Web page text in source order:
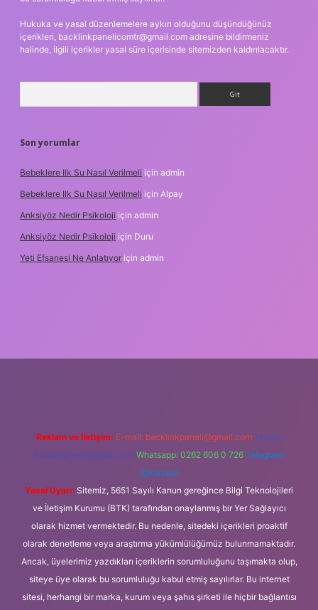
Hukuka ve yasal düzenlemelere aykırı olduğunu düşündüğünüz
içerikleri, backlinkpanelicomtr@gmail.com adresine bildirmeniz
halinde, ilgili içerikler yasal süre içerisinde sitemizden kaldırılacaktır.
Son yorumlar
Bebeklere Ilk Su Nasıl Verilmeli için admin
Bebeklere Ilk Su Nasıl Verilmeli için Alpay
Anksiyöz Nedir Psikoloji için admin
Anksiyöz Nedir Psikoloji için Duru
Yeti Efsanesi Ne Anlatıyor için admin
Reklam ve İletişim: E-mail: backlinkpaneli@gmail.com Teams:
forumhizmeti@gmail.com Whatsapp: 0262 606 0 726 Telegram:
@karabul
Yasal Uyarı: Sitemiz, 5651 Sayılı Kanun gereğince Bilgi Teknolojileri
ve İletişim Kurumu (BTK) tarafından onaylanmış bir Yer Sağlayıcı
olarak hizmet vermektedir. Bu nedenle, sitedeki içerikleri proaktif
olarak denetleme veya araştırma yükümlülüğümüz bulunmamaktadır.
Ancak, üyelerimiz yazdıkları içeriklerin sorumluluğunu taşımakta olup,
siteye üye olarak bu sorumluluğu kabul etmiş sayılırlar. Bu internet
sitesi, herhangi bir marka, kurum veya şahıs şirketi ile hiçbir bağlantısı